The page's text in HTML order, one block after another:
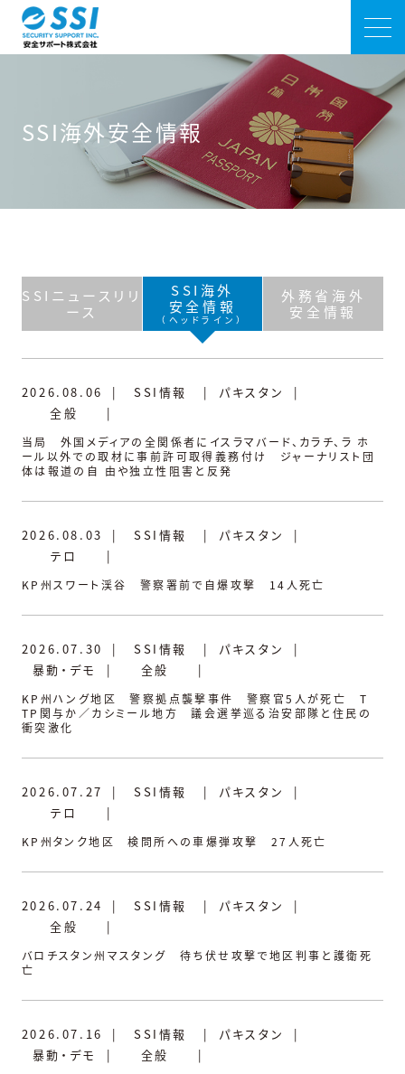
SSI海外安全情報
SSIニュースリリ
ース
SSI海外
安全情報
（ヘッドライン）
外務省海外
安全情報
2026.08.06 | SSI情報 | パキスタン
|
全般
|
当局 外国メディアの全関係者にイスラマバード、カラチ、ラ ホ
ール以外での取材に事前許可取得義務付け ジャーナリスト団
体は報道の自 由や独立性阻害と反発
2026.08.03 | SSI情報 | パキスタン
|
テロ
|
KP州スワート渓谷 警察署前で自爆攻撃 14人死亡
2026.07.30 | SSI情報 | パキスタン
|
暴動・デモ
| 全般 |
KP州ハング地区 警察拠点襲撃事件 警察官5人が死亡 T
TP関与か／カシミール地方 議会選挙巡る治安部隊と住民の
衝突激化
2026.07.27 | SSI情報 | パキスタン
|
テロ
|
KP州タンク地区 検問所への車爆弾攻撃 27人死亡
2026.07.24 | SSI情報 | パキスタン
|
全般
|
バロチスタン州マスタング 待ち伏せ攻撃で地区判事と護衛死
亡
2026.07.16 | SSI情報 | パキスタン
|
暴動・デモ
| 全般 |